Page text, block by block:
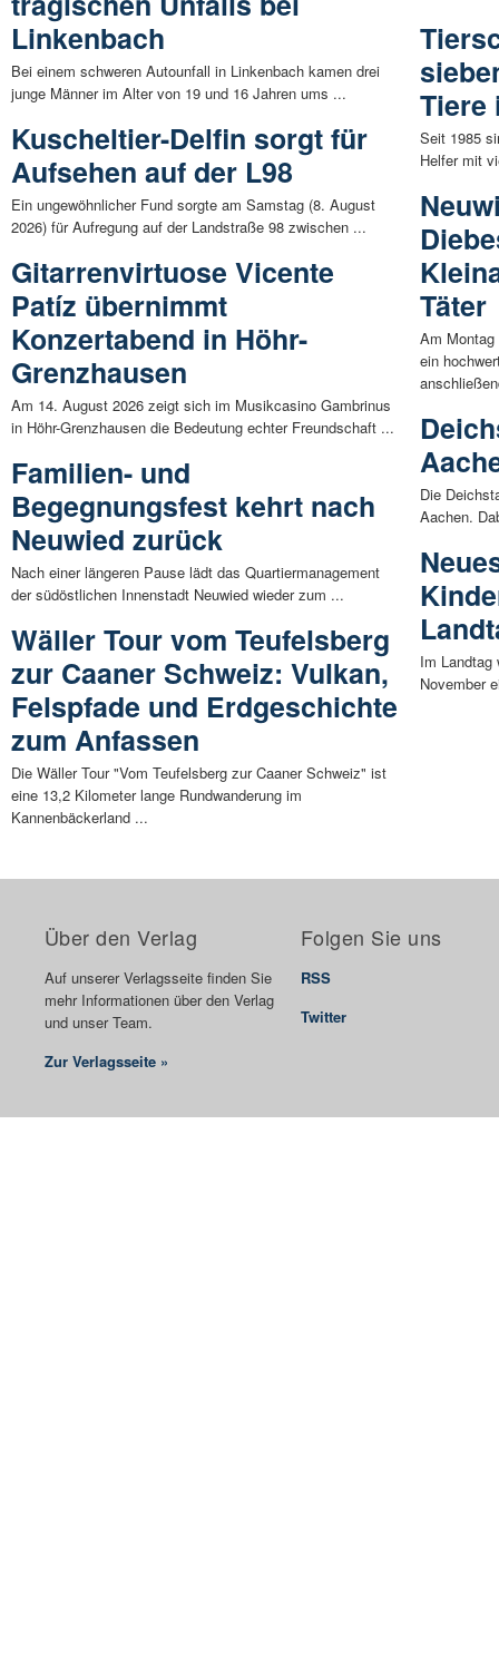
Linkenbach
Bei einem schweren Autounfall in Linkenbach kamen drei
junge Männer im Alter von 19 und 16 Jahren ums ...
Kuscheltier-Delfin sorgt für
Aufsehen auf der L98
Ein ungewöhnlicher Fund sorgte am Samstag (8. August
2026) für Aufregung auf der Landstraße 98 zwischen ...
Gitarrenvirtuose Vicente
Patíz übernimmt
Konzertabend in Höhr-
Grenzhausen
Am 14. August 2026 zeigt sich im Musikcasino Gambrinus
in Höhr-Grenzhausen die Bedeutung echter Freundschaft ...
Familien- und
Begegnungsfest kehrt nach
Neuwied zurück
Nach einer längeren Pause lädt das Quartiermanagement
der südöstlichen Innenstadt Neuwied wieder zum ...
Wäller Tour vom Teufelsberg
zur Caaner Schweiz: Vulkan,
Felspfade und Erdgeschichte
zum Anfassen
Die Wäller Tour "Vom Teufelsberg zur Caaner Schweiz" ist
eine 13,2 Kilometer lange Rundwanderung im
Kannenbäckerland ...
Tiere
Seit 1985
Helfer mit
Täter
Am
ein
Die
Aachen.
Im Landtag
November
Über den Verlag
Auf unserer Verlagsseite finden Sie
mehr Informationen über den Verlag
und unser Team.
Zur Verlagsseite »
Folgen Sie uns
RSS
Twitter